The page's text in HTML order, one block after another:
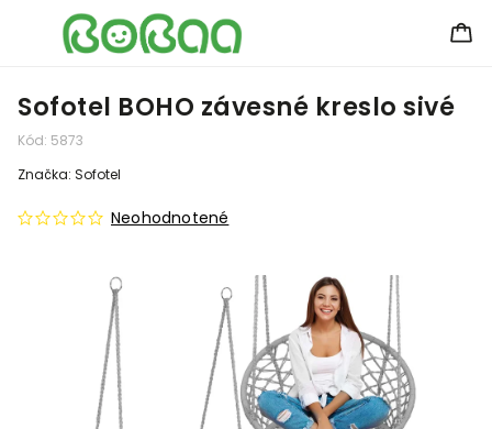
Sofotel BOHO závesné kreslo sivé
Kód: 5873
Neohodnotené
Značka: Sofotel